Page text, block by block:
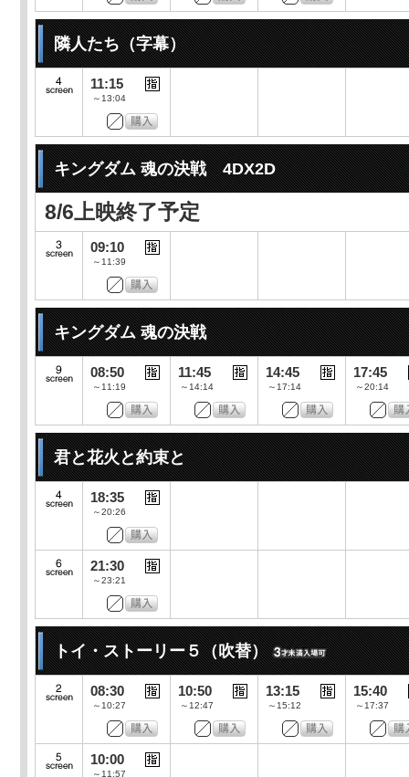
隣人たち（字幕）
11:15
～13:04
キングダム 魂の決戦 4DX2D
8/6上映終了予定
09:10
～11:39
キングダム 魂の決戦
08:50
～11:19
11:45
～14:14
14:45
～17:14
17:45
～20:14
君と花火と約束と
18:35
～20:26
21:30
～23:21
トイ・ストーリー５（吹替）
08:30
～10:27
10:50
～12:47
13:15
～15:12
15:40
～17:37
10:00
～11:57